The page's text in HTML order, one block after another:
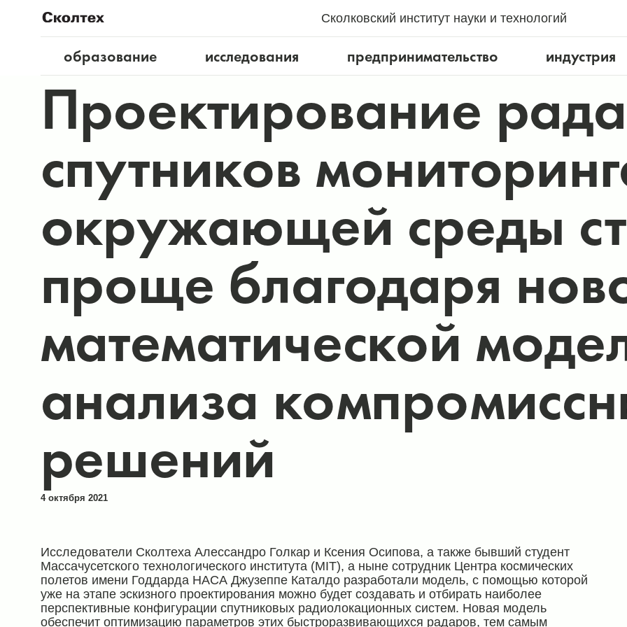
Сколковский институт науки и технологий
образование
исследования предпринимательство индустрия
Проектирование
спутников
окружающей среды
проще благодаря
математической
анализа
решений
4 октября 2021
Исследователи Сколтеха Алессандро Голкар и Ксения Осипова, а также бывший студент
Массачусетского технологического института (MIT), а ныне сотрудник Центра космических
полетов имени Годдарда НАСА Джузеппе Каталдо разработали модель, с помощью которой
уже на этапе эскизного проектирования можно будет создавать и отбирать наиболее
перспективные конфигурации спутниковых радиолокационных систем. Новая модель
обеспечит оптимизацию параметров этих быстроразвивающихся радаров, тем самым